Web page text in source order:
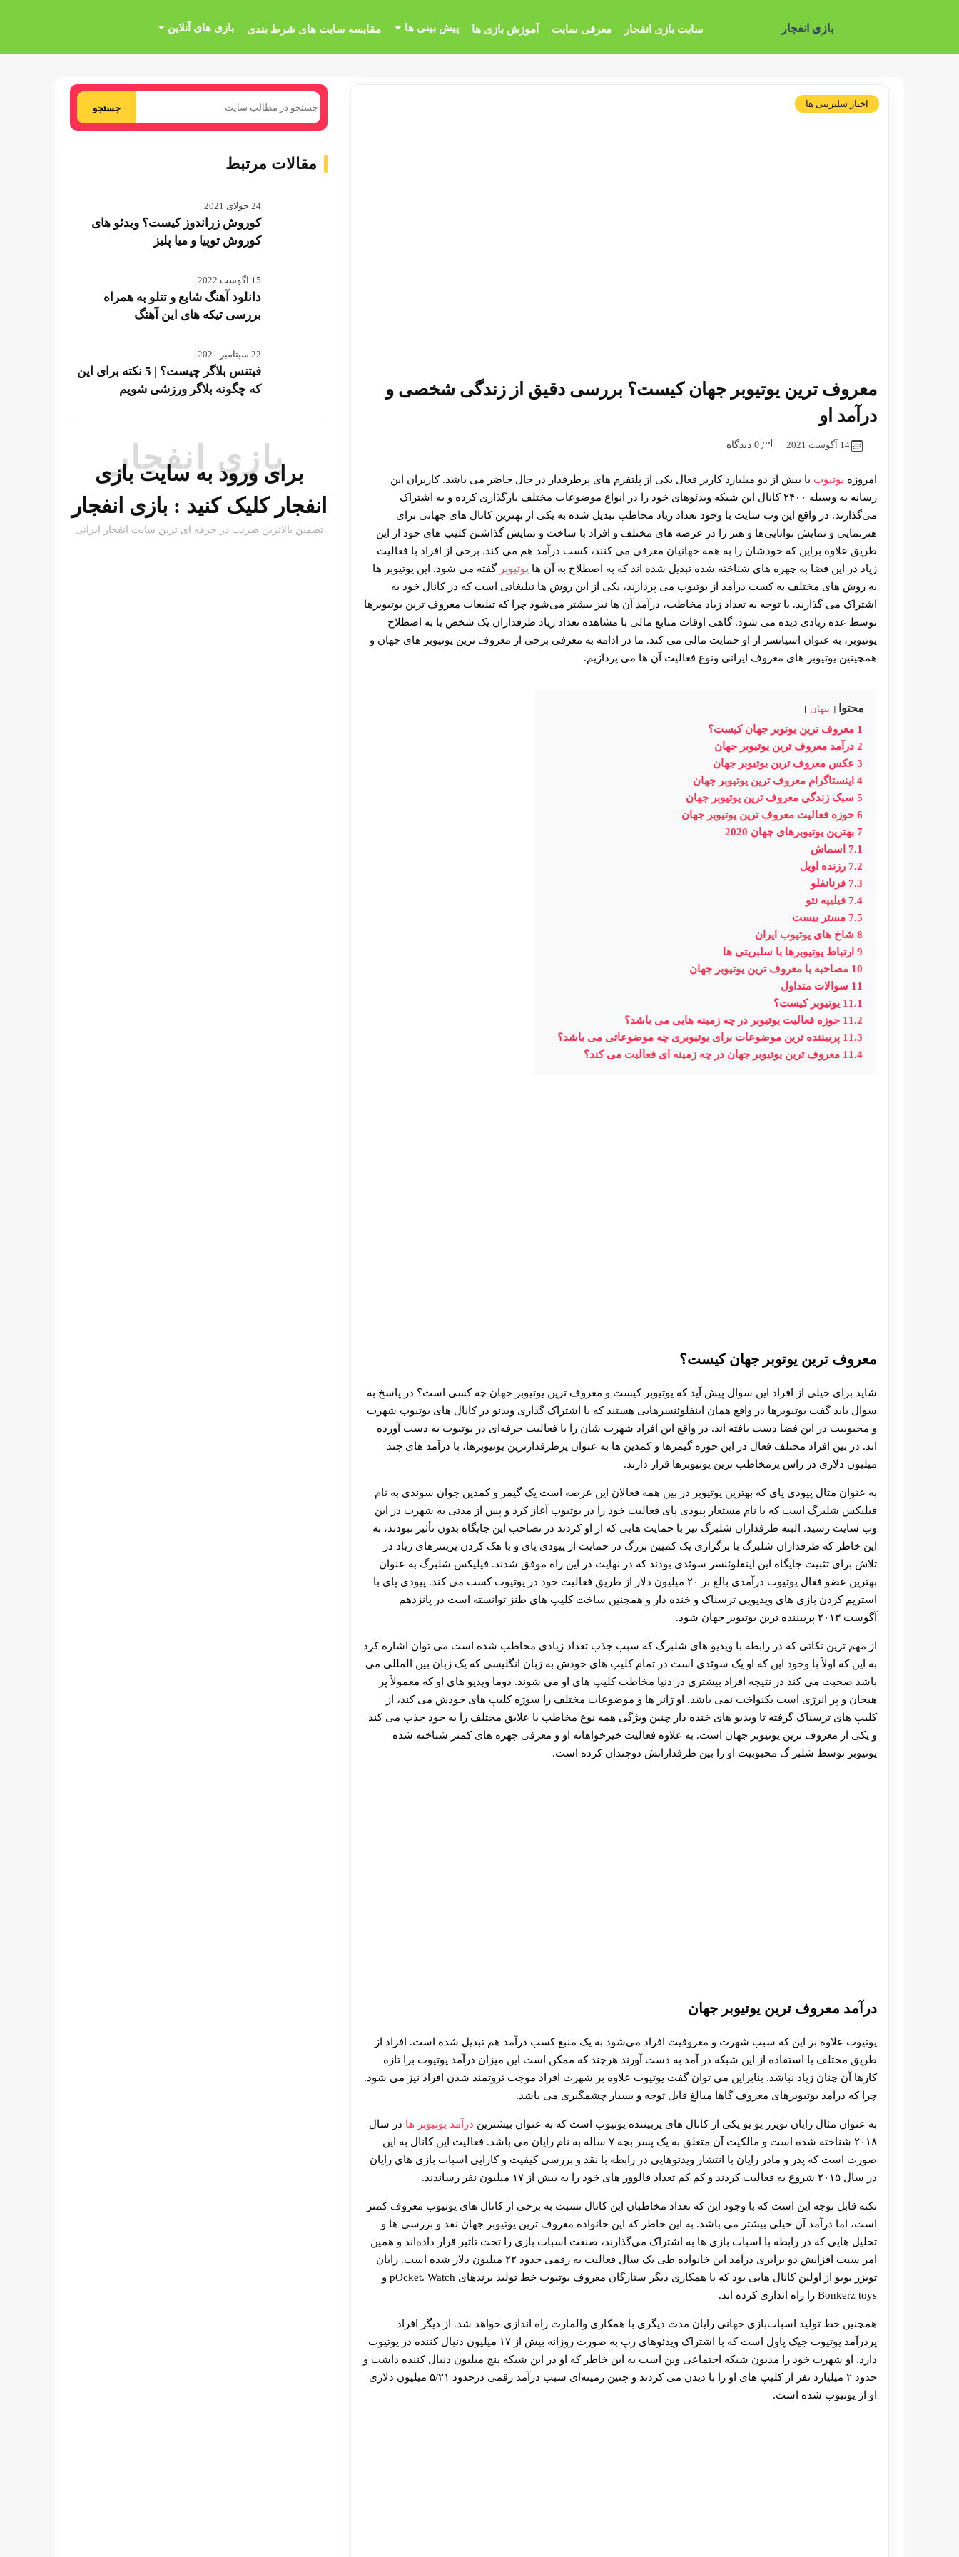
30 تا 50 درصد شارژ هدیه بیشتر فقط با ثبت نام در هات بت
بازی انفجار سایت بازی انفجار معرفی سایت آموزش بازی ها پیش بینی ها مقایسه سایت های شرط بندی بازی های آنلاین
اخبار سلبریتی ها
معروف ترین یوتیوبر جهان کیست؟ بررسی دقیق از زندگی شخصی و
درآمد او
14 آگوست 2021 0 دیدگاه
امروزه یوتیوب با بیش از دو میلیارد کاربر فعال یکی از پلتفرم های پرطرفدار در حال حاضر می باشد. کاربران این
رسانه به وسیله ۲۴۰۰ کانال این شبکه ویدئوهای خود را در انواع موضوعات مختلف بارگذاری کرده و به اشتراک
می‌گذارند. در واقع این وب سایت با وجود تعداد زیاد مخاطب تبدیل شده به یکی از بهترین کانال های جهانی برای
هنرنمایی و نمایش توانایی‌ها و هنر را در عرصه های مختلف و افراد با ساخت و نمایش گذاشتن کلیپ های خود از این
طریق علاوه براین که خودشان را به همه جهانیان معرفی می کنند، کسب درآمد هم می کند. برخی از افراد با فعالیت
زیاد در این فضا به چهره های شناخته شده تبدیل شده اند که به اصطلاح به آن ها یوتیوبرگفته می شود. این یوتیوبر ها
به روش های مختلف به کسب درآمد از یوتیوب می پردازند، یکی از این روش ها تبلیغاتی است که در کانال خود به
اشتراک می گذارند. با توجه به تعداد زیاد مخاطب، درآمد آن ها نیز بیشتر می‌شود چرا که تبلیغات معروف ترین یوتیوبرها
توسط عده زیادی دیده می شود. گاهی اوقات منابع مالی با مشاهده تعداد زیاد طرفداران یک شخص یا به اصطلاح
یوتیوبر، به عنوان اسپانسر از او حمایت مالی می کند. ما در ادامه به معرفی برخی از معروف ترین یوتیوبر های جهان و
همچینین یوتیوبر های معروف ایرانی ونوع فعالیت آن ها می پردازیم.
محتوا پنهان
1 معروف ترین یوتوبر جهان کیست؟
2 درآمد معروف ترین یوتیوبر جهان
3 عکس معروف ترین یوتیوبر جهان
4 اینستاگرام معروف ترین یوتیوبر جهان
5 سبک زندگی معروف ترین یوتیوبر جهان
6 حوزه فعالیت معروف ترین یوتیوبر جهان
7 بهترین یوتیوبرهای جهان 2020
7.1 اسماش
7.2 رزنده اویل
7.3 فرنانفلو
7.4 فیلیپه نتو
7.5 مستر بیست
8 شاخ های یوتیوب ایران
9 ارتباط یوتیوبرها با سلبریتی ها
10 مصاحبه با معروف ترین یوتیوبر جهان
11 سوالات متداول
11.1 یوتیوبر کیست؟
11.2 حوزه فعالیت یوتیوبر در چه زمینه هایی می باشد؟
11.3 پربیننده ترین موضوعات برای یوتیوبری چه موضوعاتی می باشد؟
11.4 معروف ترین یوتیوبر جهان در چه زمینه ای فعالیت می کند؟
معروف ترین یوتوبر جهان کیست؟
شاید برای خیلی از افراد این سوال پیش آید که یوتیوبر کیست و معروف ترین یوتیوبر جهان چه کسی است؟ در پاسخ به
سوال باید گفت یوتیوبرها در واقع همان اینفلوئنسرهایی هستند که با اشتراک گذاری ویدئو در کانال های یوتیوب شهرت
و محبوبیت در این فضا دست یافته اند. در واقع این افراد شهرت شان را با فعالیت حرفه‌ای در یوتیوب به دست آورده
اند. در بین افراد مختلف فعال در این حوزه گیمرها و کمدین ها به عنوان پرطرفدارترین یوتیوبرها، با درآمد های چند
میلیون دلاری در را‌‌س پرمخاطب ترین یوتیوبرها قرار دارند.
به عنوان مثال پیودی پای که بهترین یوتیوبر در بین همه فعالان این عرصه است یک گیمر و کمدین جوان سوئدی به نام
فیلیکس شلبرگ است که با نام مستعار پیودی پای فعالیت خود را در یوتیوب آغاز کرد و پس از مدتی به شهرت در این
وب سایت رسید. البته طرفداران شلبرگ نیز با حمایت هایی که از او کردند در تصاحب این جایگاه بدون تأثیر نبودند، به
این خاطر که طرفداران شلبرگ با برگزاری یک کمپین بزرگ در حمایت از پیودی پای و با هک کردن پرینترهای زیاد در
تلاش برای تثبیت جایگاه این اینفلوئنسر سوئدی بودند که در نهایت در این راه موفق شدند. فیلیکس شلبرگ به عنوان
بهترین عضو فعال یوتیوب درآمدی بالغ بر ۲۰ میلیون دلار از طریق فعالیت خود در یوتیوب کسب می کند. پیودی پای با
استریم کردن بازی های ویدیویی ترسناک و خنده دار و همچنین ساخت کلیپ های طنز توانسته است در پانزدهم
آگوست ۲۰۱۳ پربیننده ترین یوتیوبر جهان شود.
از مهم ترین نکاتی که در رابطه با ویدیو های شلبرگ که سبب جذب تعداد زیادی مخاطب شده است می توان اشاره کرد
به این که اولاً با وجود این که او یک سوئدی است در تمام کلیپ های خودش به زبان انگلیسی که یک زبان بین المللی می
باشد صحبت می کند در نتیجه افراد بیشتری در دنیا مخاطب کلیپ های او می شوند. دوما ویدیو های او که معمولاً پر
هیجان و پر انرژی است یکنواخت نمی باشد. او ژانر ها و موضوعات مختلف را سوژه کلیپ های خودش می کند، از
کلیپ های ترسناک گرفته تا ویدیو های خنده دار چنین ویژگی همه نوع مخاطب با علایق مختلف را به خود جذب می کند
و یکی از معروف ترین یوتیوبر جهان است. به علاوه فعالیت خیرخواهانه او و معرفی چهره های کمتر شناخته شده
یوتیوبر توسط شلبر گ محبوبیت او را بین طرفدارانش دوچندان کرده است.
درآمد معروف ترین یوتیوبر جهان
یوتیوب علاوه بر این که سبب شهرت و معروفیت افراد می‌شود به یک منبع کسب درآمد هم تبدیل شده است. افراد از
طریق مختلف با استفاده از این شبکه در آمد به دست آورند هرچند که ممکن است این میزان درآمد یوتیوب برا تازه
کارها آن چنان زیاد نباشد. بنابراین می توان گفت یوتیوب علاوه بر شهرت افراد موجب ثروتمند شدن افراد نیز می شود.
چرا که درآمد یوتیوبرهای معروف گاها مبالغ قابل توجه و بسیار چشمگیری می باشد.
به عنوان مثال رایان تویزر یو یو یکی از کانال های پربیننده یوتیوب است که به عنوان بیشترین درآمد یوتیوبر ها در سال
۲۰۱۸ شناخته شده است و مالکیت آن متعلق به یک پسر بچه ۷ ساله به نام رایان می باشد. فعالیت این کانال به این
صورت است که پدر و مادر رایان با انتشار ویدئوهایی در رابطه با نقد و بررسی کیفیت و کارایی اسباب بازی های رایان
در سال ۲۰۱۵ شروع به فعالیت کردند و کم کم تعداد فالوور های خود را به بیش از ۱۷ میلیون نفر رساندند.
نکته قابل توجه این است که با وجود این که تعداد مخاطبان این کانال نسبت به برخی از کانال های یوتیوب معروف کمتر
است، اما درآمد آن خیلی بیشتر می باشد. به این خاطر که این خانواده معروف ترین یوتیوبر جهان نقد و بررسی ها و
تحلیل هایی که در رابطه با اسباب بازی ها به اشتراک می‌گذارند، صنعت اسباب بازی را تحت‌ تاثیر قرار داده‌اند و همین
امر سبب افزایش دو برابری درآمد این خانواده طی یک سال فعالیت به رقمی حدود ۲۲ میلیون دلار شده است. رایان
تویزر یویو از اولین کانال هایی بود که با همکاری دیگر ستارگان معروف یوتیوب خط تولید برندهای pOcket. Watch و
Bonkerz toys را راه اندازی کرده اند.
همچنین خط تولید اسباب‌بازی جهانی رایان مدت دیگری با همکاری والمارت راه اندازی خواهد شد. از دیگر افراد
پردرآمد یوتیوب ‏جیک پاول است که با اشتراک ویدئوهای رپ به صورت روزانه بیش از ۱۷ میلیون دنبال کننده در یوتیوب
دارد. او شهرت خود را مدیون شبکه اجتماعی وین است به این خاطر که او در این شبکه پنج میلیون دنبال کننده داشت و
حدود ۲ میلیارد نفر از کلیپ های او را با دیدن می کردند و چنین زمینه‌ای سبب درآمد رقمی درحدود ۵/۲۱ میلیون دلاری
او از یوتیوب شده است.
جستجو
مقالات مرتبط
24 جولای 2021
کوروش زراندوز کیست؟ ویدئو های
کوروش توپیا و میا پلیز
15 آگوست 2022
دانلود آهنگ شایع و تتلو به همراه
بررسی تیکه های این آهنگ
22 سپتامبر 2021
فیتنس بلاگر چیست؟ | 5 نکته برای این
که چگونه بلاگر ورزشی شویم
بازی انفجار
برای ورود به سایت بازی
انفجار کلیک کنید : بازی انفجار
تضمین بالاترین ضریب در حرفه ای ترین سایت انفجار ایرانی